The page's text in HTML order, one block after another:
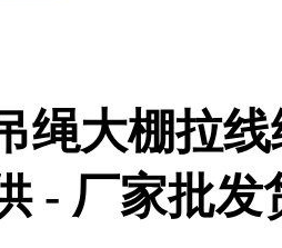
绳大棚拉
- 厂家批发